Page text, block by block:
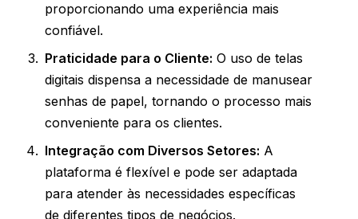
proporcionando uma experiência mais
confiável.
Praticidade para o Cliente: O uso de telas
digitais dispensa a necessidade de manusear
senhas de papel, tornando o processo mais
conveniente para os clientes.
Integração com Diversos Setores: A
plataforma é flexível e pode ser adaptada
para atender às necessidades específicas
de diferentes tipos de negócios.